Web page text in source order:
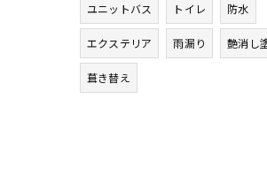
ユニットバス トイレ 防水
エクステリア 雨漏り 艶消し
葺き替え